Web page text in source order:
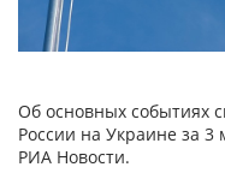
Об основных событиях
России на Украине за 3
РИА Новости.